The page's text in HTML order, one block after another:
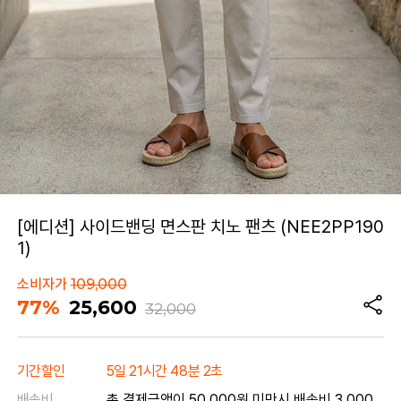
[에디션] 사이드밴딩 면스판 치노 팬츠 (NEE2PP190
1)
소비자가109,000
77% 25,600 32,000
기간할인
5일 21시간 48분 2초